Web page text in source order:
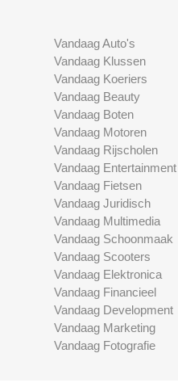
Vandaag Auto's
Vandaag Klussen
Vandaag Koeriers
Vandaag Beauty
Vandaag Boten
Vandaag Motoren
Vandaag Rijscholen
Vandaag Entertainment
Vandaag Fietsen
Vandaag Juridisch
Vandaag Multimedia
Vandaag Schoonmaak
Vandaag Scooters
Vandaag Elektronica
Vandaag Financieel
Vandaag Development
Vandaag Marketing
Vandaag Fotografie